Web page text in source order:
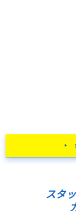
スタ